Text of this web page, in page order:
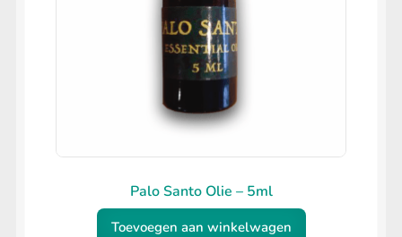
Palo Santo Olie – 5ml
Toevoegen aan winkelwagen